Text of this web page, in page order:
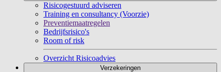
Risicogestuurd adviseren
Training en consultancy (Voorzie)
Preventiemaatregelen
Bedrijfsrisico's
Room of risk
Overzicht Risicoadvies
Verzekeringen